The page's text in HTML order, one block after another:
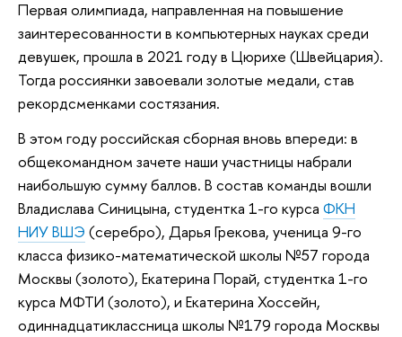
Первая олимпиада, направленная на повышение
заинтересованности в компьютерных науках среди
девушек, прошла в 2021 году в Цюрихе (Швейцария).
Тогда россиянки завоевали золотые медали, став
рекордсменками состязания.
В этом году российская сборная вновь впереди: в
общекомандном зачете наши участницы набрали
наибольшую сумму баллов. В состав команды вошли
Владислава Синицына, студентка 1-го курса ФКН
НИУ ВШЭ (серебро), Дарья Грекова, ученица 9-го
класса физико-математической школы №57 города
Москвы (золото), Екатерина Порай, студентка 1-го
курса МФТИ (золото), и Екатерина Хоссейн,
одиннадцатиклассница школы №179 города Москвы